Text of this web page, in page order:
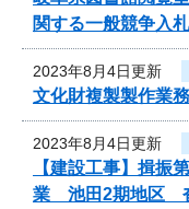
関する一般競争入
2023年8月4日更新
文化財複製製作業
2023年8月4日更新
【建設工事】揖
業 池田2期地区